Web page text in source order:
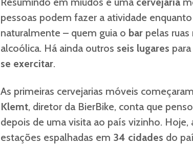
pessoas podem fazer a atividade
naturalmente – quem guia o bar pelas
alcoólica. Há ainda outros seis lugares
se exercitar.
As primeiras cervejarias móveis
Klemt, diretor da BierBike, conta que
depois de uma visita ao país vizinho.
estações espalhadas em 34 cidades do